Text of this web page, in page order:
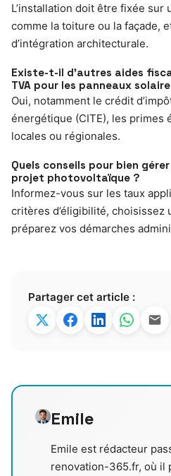
L’installation doit être fixée sur
comme la toiture ou la façade,
d’intégration architecturale.
Existe-t-il d’autres aides
TVA pour les panneaux
Oui, notamment le crédit
énergétique (CITE), les primes
locales ou régionales.
Quels conseils pour bien
projet photovoltaïque ?
Informez-vous sur les taux
critères d’éligibilité,
préparez vos démarches
Partager cet article :
Emile
Emile est rédacteur
renovation-365.fr, où il